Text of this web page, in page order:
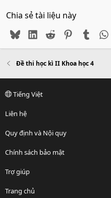
Chia sẻ tài liệu này
BlueskyLinkedIn
Reddit PinterestTumblr
Đề thi học kì II Khoa học 4
Tiếng Việt
Liên hệ
Quy định và Nội quy
Chính sách bảo mật
Trợ giúp
Trang chủ